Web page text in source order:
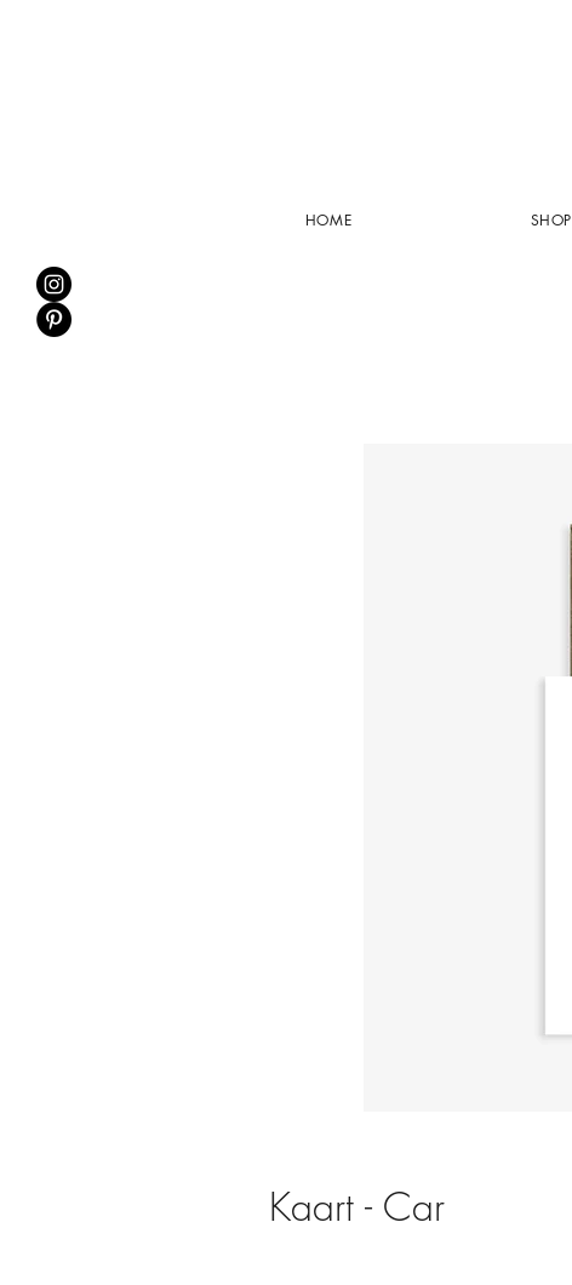
HOME SHOP
Kaart - Car